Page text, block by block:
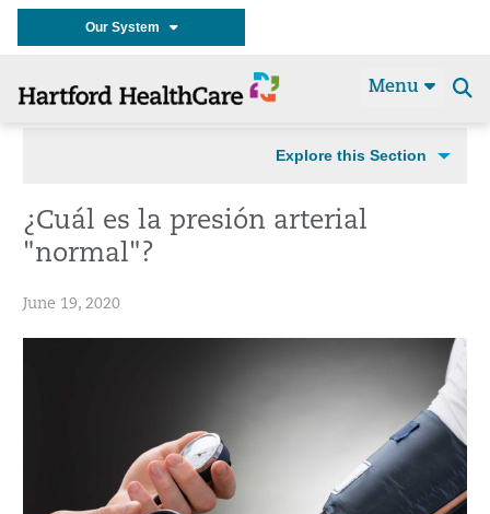
Our System
Menu
Explore this Section
¿Cuál es la presión arterial
"normal"?
June 19, 2020